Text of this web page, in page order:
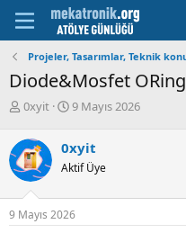
Projeler, Tasarımlar, Teknik
Diode&Mosfet ORing
K
n
u
y
u
b
a
0xyit
B
l
a
a
t
9 Mayıs 2026
0xyit
Aktif Üye
9 Mayıs 2026